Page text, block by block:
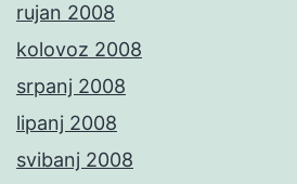
rujan 2008
kolovoz 2008
srpanj 2008
lipanj 2008
svibanj 2008